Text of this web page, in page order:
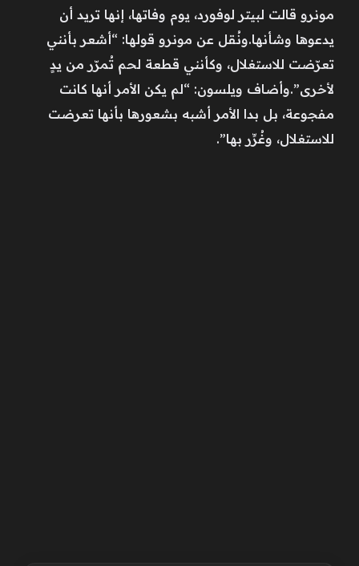
مونرو قالت لبيتر لوفورد، يوم وفاتها، إنها تريد أن
يدعوها وشأنها.ونُقل عن مونرو قولها: “أشعر بأنني
تعرّضت للاستغلال، وكأنني قطعة لحم تُمرّر من يدٍ
لأخرى”.وأضاف ويلسون: “لم يكن الأمر أنها كانت
مفجوعة، بل بدا الأمر أشبه بشعورها بأنها تعرضت
للاستغلال، وغُرِّر بها”.